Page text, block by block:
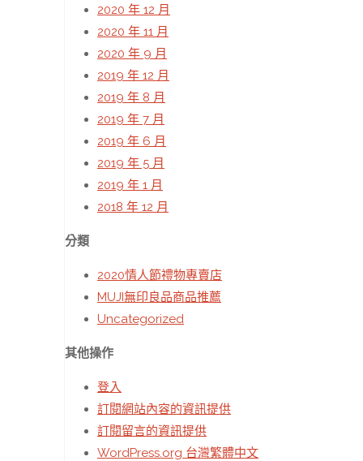
2020 年 12 月
2020 年 11 月
2020 年 9 月
2019 年 12 月
2019 年 8 月
2019 年 7 月
2019 年 6 月
2019 年 5 月
2019 年 1 月
2018 年 12 月
分類
2020情人節禮物專賣店
MUJI無印良品商品推薦
Uncategorized
其他操作
登入
訂閱網站內容的資訊提供
訂閱留言的資訊提供
WordPress.org 台灣繁體中文